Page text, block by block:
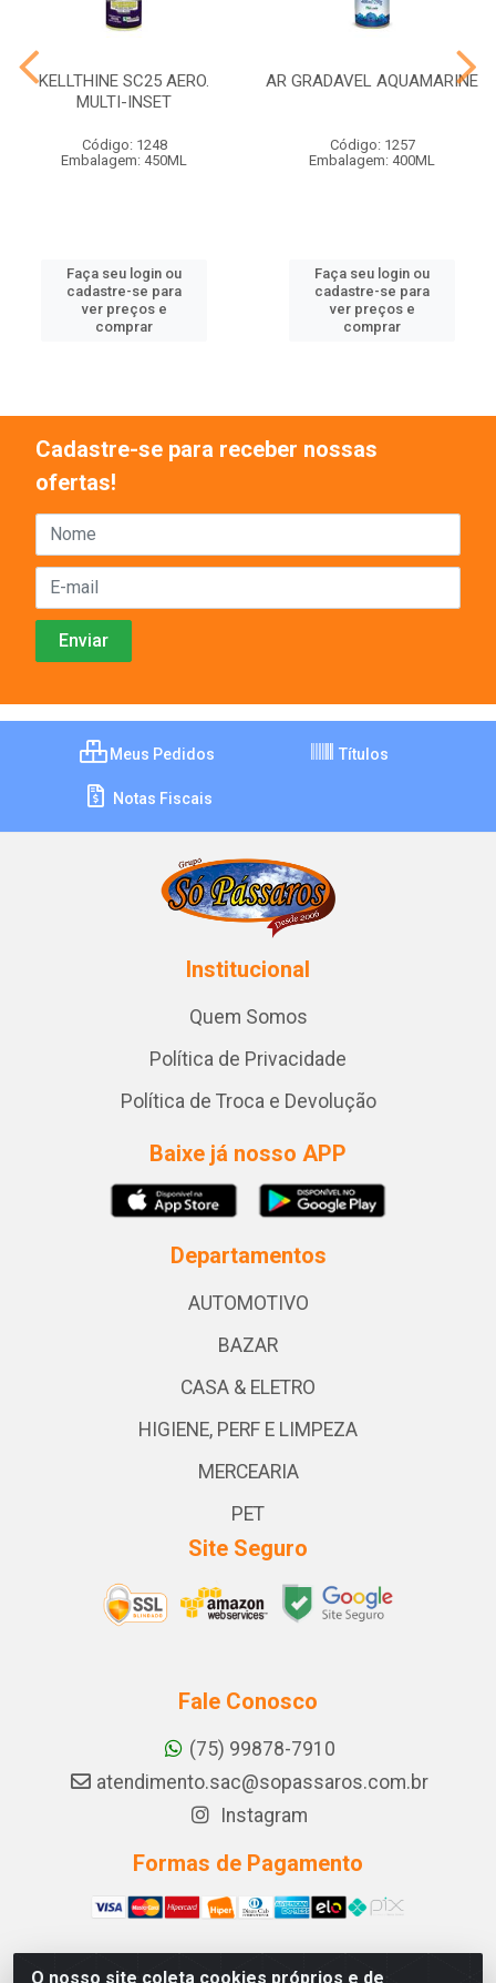
KELLTHINE SC25 AERO.
MULTI-INSET
Código: 1248
Embalagem: 450ML
Faça seu login ou
cadastre-se para
ver preços e
comprar
AR GRADAVEL AQUAMARINE
Código: 1257
Embalagem: 400ML
Faça seu login ou
cadastre-se para
ver preços e
comprar
O nosso site coleta cookies próprios e de
Cadastre-se para receber nossas
ofertas!
Meus Pedidos Títulos
Notas Fiscais
Institucional
Quem Somos
Política de Privacidade
Política de Troca e Devolução
Baixe já nosso APP
Departamentos
AUTOMOTIVO
BAZAR
CASA & ELETRO
HIGIENE, PERF E LIMPEZA
MERCEARIA
PET
Site Seguro
Fale Conosco
(75) 99878-7910
atendimento.sac@sopassaros.com.br
Instagram
Formas de Pagamento